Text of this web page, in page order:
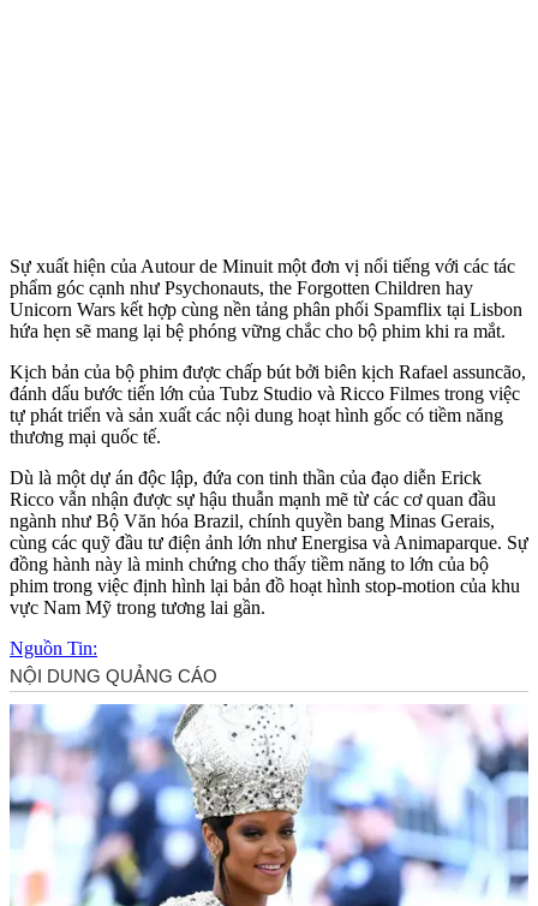
Sự xuất hiện của Autour de Minuit một đơn vị nổi tiếng với các tác
phẩm góc cạnh như Psychonauts, the Forgotten Children hay
Unicorn Wars kết hợp cùng nền tảng phân phối Spamflix tại Lisbon
hứa hẹn sẽ mang lại bệ phóng vững chắc cho bộ phim khi ra mắt.
Kịch bản của bộ phim được chấp bút bởi biên kịch Rafael as‌suncão,
đánh dấu bước tiến lớn của Tubz Studio và Ricco Filmes trong việc
tự phát triển và sản xuất các nội dung hoạt hình gốc có tiềm năng
thương mại quốc tế.
Dù là một dự án độc lập, đứa con tinh thần của đạo diễn Erick
Ricco vẫn nhận được sự hậu thuẫn mạnh mẽ từ các cơ quan đầu
ngành như Bộ Văn hóa Brazil, chính quyền bang Minas Gerais,
cùng các quỹ đầu tư điện ảnh lớn như Energisa và Animaparque. Sự
đồng hành này là minh chứng cho thấy tiềm năng to lớn của bộ
phim trong việc định hình lại bản đồ hoạt hình stop-motion của khu
vực Nam Mỹ trong tương lai gần.
Nguồn Tin: